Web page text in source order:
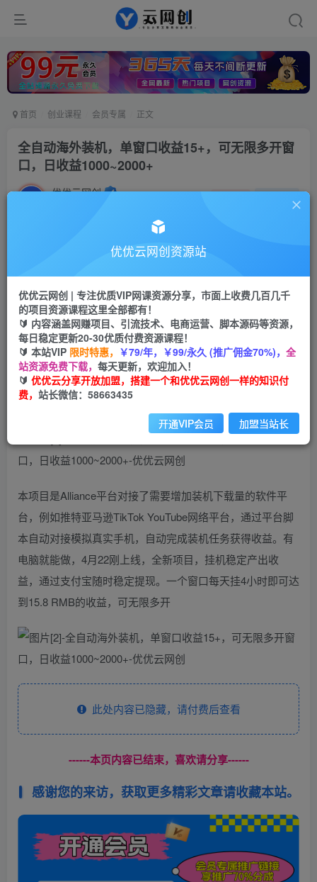
首页 创业课程 会员专属 正文
全自动海外装机，单窗口收益15+，可无限多开窗
口，日收益1000~2000+
优优云网创 私信
云币 9.9 云币99
会员免费
立即购买
您当前未登录！建议登陆后购买，可保存购买订单
本项目是Alliance平台对接了需要增加装机下载量的软件平
台，例如推特亚马逊TikTok YouTube网络平台，通过平台脚
本自动对接模拟真实手机，自动完成装机任务获得收益。有
电脑就能做，4月22刚上线，全新项目，挂机稳定产出收
益，通过支付宝随时稳定提现。一个窗口每天挂4小时即可达
到15.8 RMB的收益，可无限多开
此处内容已隐藏，请付费后查看
------本页内容已结束，喜欢请分享------
感谢您的来访，获取更多精彩文章请收藏本站。
优优云网创资源站
优优云网创 | 专注优质VIP网课资源分享，市面上收费几百几千
的项目资源课程这里全部都有！
🔰 内容涵盖网赚项目、引流技术、电商运营、脚本源码等资源，
每日稳定更新20-30优质付费资源课程！
🔰 本站VIP 限时特惠， ￥79/年，￥99/永久 (推广佣金70%)， 全
站资源免费下载， 每天更新，欢迎加入！
🔰 优优云分享开放加盟，搭建一个和优优云网创一样的知识付
费， 站长微信：58663435
开通VIP会员 加盟当站长